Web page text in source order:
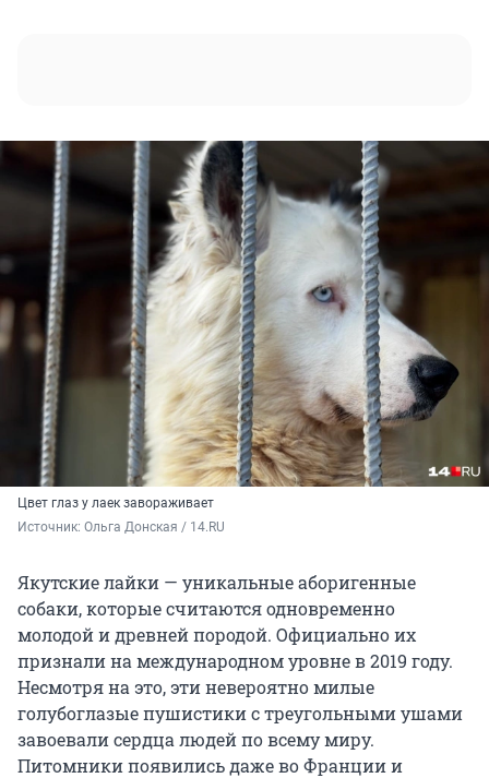
Цвет глаз у лаек завораживает
Источник: Ольга Донская / 14.RU
Якутские лайки — уникальные аборигенные
собаки, которые считаются одновременно
молодой и древней породой. Официально их
признали на международном уровне в 2019 году.
Несмотря на это, эти невероятно милые
голубоглазые пушистики с треугольными ушами
завоевали сердца людей по всему миру.
Питомники появились даже во Франции и